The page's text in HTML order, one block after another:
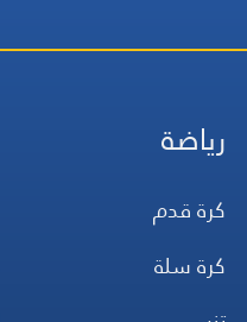
رياضة
كرة قدم
كرة سلة